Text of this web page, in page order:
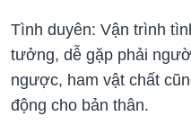
Tình duyên: Vận trình
tưởng, dễ gặp phải
ngược, ham vật chất
động cho bản thân.